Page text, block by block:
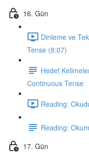
16. Gün
Dinleme ve
Tense (8:07)
Hedef
Continuous Tense
Reading:
Reading:
17. Gün